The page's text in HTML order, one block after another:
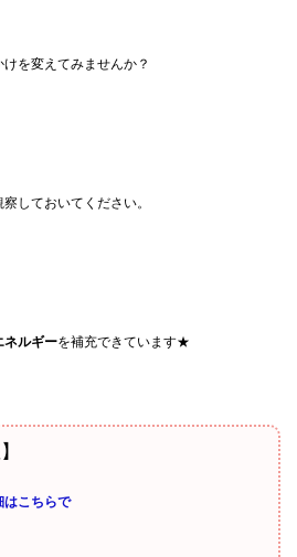
を変えてみませんか？
しておいてください。
ネルギーを補充できています★
はこちらで